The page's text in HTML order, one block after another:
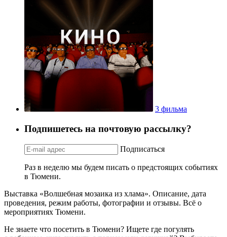
3 фильма
Подпишетесь на почтовую рассылку?
Подписаться
Раз в неделю мы будем писать о предстоящих событиях
в Тюмени.
Выставка «Волшебная мозаика из хлама». Описание, дата
проведения, режим работы, фотографии и отзывы. Всё о
мероприятиях Тюмени.
Не знаете что посетить в Тюмени? Ищете где погулять